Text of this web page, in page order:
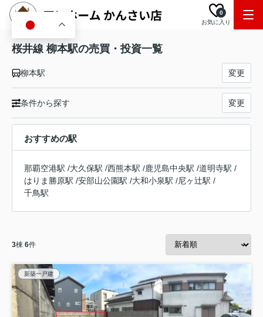
お気に入り
0
桜井線 柳本駅の売買・投資一覧
柳本駅 変更
条件から探す 変更
おすすめの駅
那覇空港駅 /大久保駅 /西熊本駅 /鹿児島中央駅 /道明寺駅 /
はりま勝原駅 /安部山公園駅 /大和小泉駅 /尼ヶ辻駅 /
千鳥駅
3棟 6件
新築一戸建